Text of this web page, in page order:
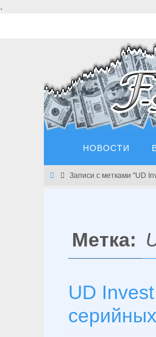
.
НОВОСТИ
Главная
Записи с метками "UD
Метка:
UD